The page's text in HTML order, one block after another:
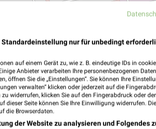
nur für unbedingt
auf einem Gerät zu, wie z. B. eindeutige IDs in
Anbieter verarbeiten Ihre personenbezogenen
öffnen Sie die „Einstellungen“. Sie können Ihre
verwalten“ klicken oder jederzeit auf die
widerrufen, klicken Sie auf den Fingerabdruck oder
dieser Seite können Sie Ihre Einwilligung widerrufen.
die Browserdaten.
der Website zu analysieren und Folgendes